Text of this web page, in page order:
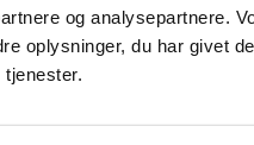
og analysepartnere.
oplysninger, du har givet